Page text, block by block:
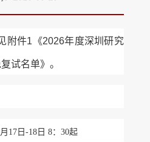
附件1《2026年度深圳研究
试名单》。
17日-18日 8：30起